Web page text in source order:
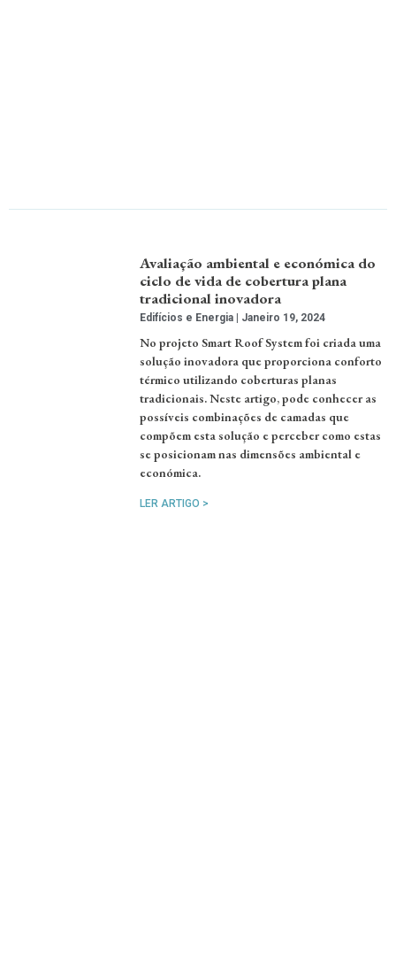
Avaliação ambiental e económica do
ciclo de vida de cobertura plana
tradicional inovadora
Edifícios e Energia Janeiro 19, 2024
No projeto Smart Roof System foi criada uma
solução inovadora que proporciona conforto
térmico utilizando coberturas planas
tradicionais. Neste artigo, pode conhecer as
possíveis combinações de camadas que
compõem esta solução e perceber como estas
se posicionam nas dimensões ambiental e
económica.
LER ARTIGO >